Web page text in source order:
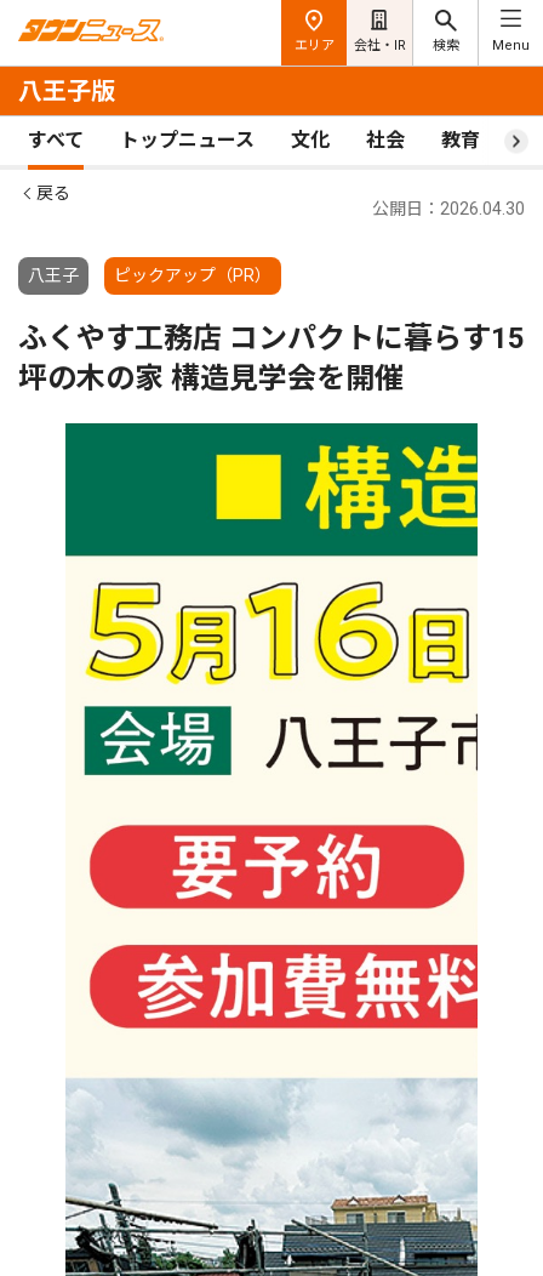
エリア 会社・IR 検索 Menu
八王子版
すべて トップニュース 文化 社会 教育 ス
戻る
八王子 ピックアップ（PR）
公開日：2026.04.30
ふくやす工務店 コンパクトに暮らす15
坪の木の家 構造見学会を開催